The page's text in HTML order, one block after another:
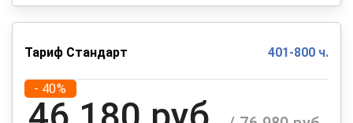
Тариф Стандарт 401-800 ч.
- 40%